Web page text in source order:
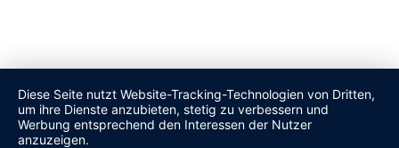
Diese Seite nutzt Website-Tracking-Technologien von Dritten,
um ihre Dienste anzubieten, stetig zu verbessern und
Werbung entsprechend den Interessen der Nutzer
anzuzeigen.